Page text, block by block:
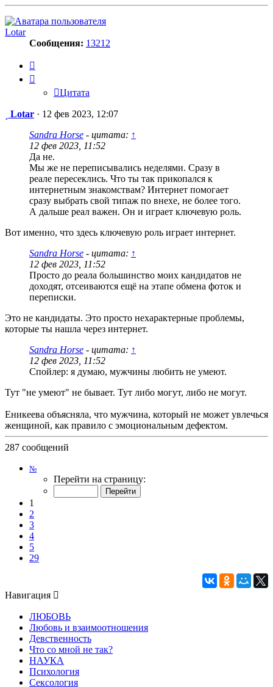
Lotar
Сообщения: 13212
Цитата
Сообщение
Lotar · 12 фев 2023, 12:07
Sandra Horse - цитата: ↑
12 фев 2023, 11:52
Да не.
Мы же не переписывались неделями. Сразу в
реале пересеклись. Что ты так прикопался к
интернетным знакомствам? Интернет помогает
сразу выбрать свой типаж по внехе, не более того.
А дальше реал важен. Он и играет ключевую роль.
Вот именно, что здесь ключевую роль играет интернет.
Sandra Horse - цитата: ↑
12 фев 2023, 11:52
Просто до реала большинство моих кандидатов не
доходят, отсеиваются ещё на этапе обмена фоток и
переписки.
Это не кандидаты. Это просто нехарактерные проблемы,
которые ты нашла через интернет.
Sandra Horse - цитата: ↑
12 фев 2023, 11:52
Спойлер: я думаю, мужчины любить не умеют.
Тут "не умеют" не бывает. Тут либо могут, либо не могут.
Еникеева объясняла, что мужчина, который не может увлечься
женщиной, как правило с эмоциональным дефектом.
287 сообщений
№Страница
из
Перейти на страницу:
1
2
3
4
5
29
Навигация
ЛЮБОВЬ
Любовь и взаимоотношения
Девственность
Что со мной не так?
НАУКА
Психология
Сексология